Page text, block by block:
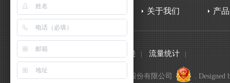
关于我们 产
网站地图 友情链接 | 流量统计 |
Copyright 2019 © 上海海积信息科技股份有限公司 . Designed